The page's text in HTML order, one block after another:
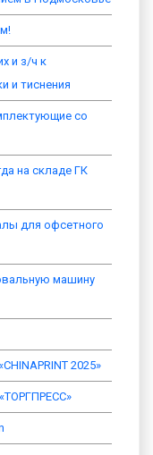
и з/ч к
и тиснения
со
на складе ГК
для офсетного
машину
2025»